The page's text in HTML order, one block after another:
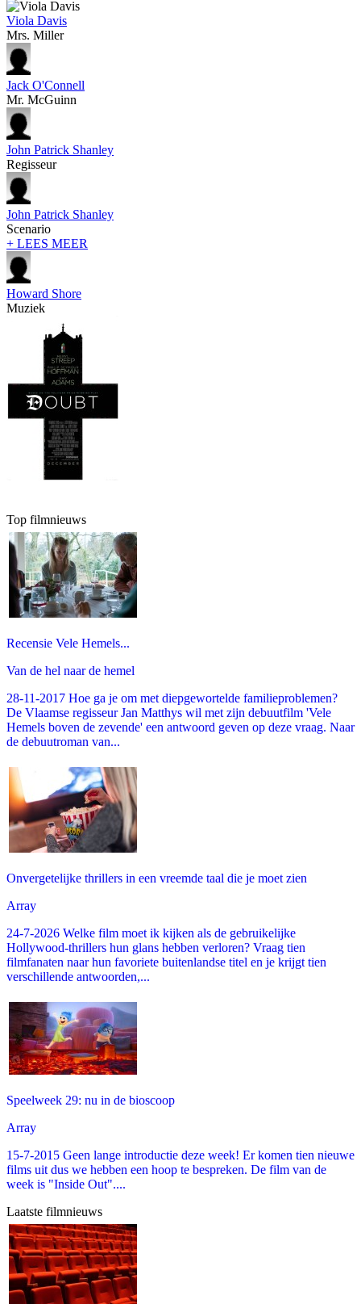
Viola Davis
Mrs. Miller
Jack O'Connell
Mr. McGuinn
John Patrick Shanley
Regisseur
John Patrick Shanley
Scenario
+ LEES MEER
Howard Shore
Muziek
Top filmnieuws
Recensie Vele Hemels...
Van de hel naar de hemel
28-11-2017 Hoe ga je om met diepgewortelde familieproblemen?
De Vlaamse regisseur Jan Matthys wil met zijn debuutfilm 'Vele
Hemels boven de zevende' een antwoord geven op deze vraag. Naar
de debuutroman van...
Onvergetelijke thrillers in een vreemde taal die je moet zien
Array
24-7-2026 Welke film moet ik kijken als de gebruikelijke
Hollywood-thrillers hun glans hebben verloren? Vraag tien
filmfanaten naar hun favoriete buitenlandse titel en je krijgt tien
verschillende antwoorden,...
Speelweek 29: nu in de bioscoop
Array
15-7-2015 Geen lange introductie deze week! Er komen tien nieuwe
films uit dus we hebben een hoop te bespreken. De film van de
week is "Inside Out"....
Laatste filmnieuws